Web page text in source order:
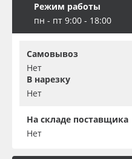
Режим работы
пн - пт 9:00 - 18:00
Самовывоз
Нет
В нарезку
Нет
На складе поставщика
Нет